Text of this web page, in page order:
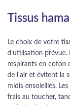
Tissus
Le choix de votre
d'utilisation prévue.
respirants en coton
de l'air et évitent la
midis ensoleillés.
frais au toucher,